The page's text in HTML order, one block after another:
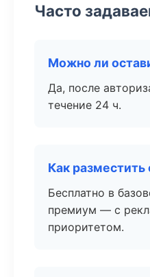
Часто
Можно ли
Да, после
течение 24 ч.
Как разместить
Бесплатно в
премиум — с
приоритетом.